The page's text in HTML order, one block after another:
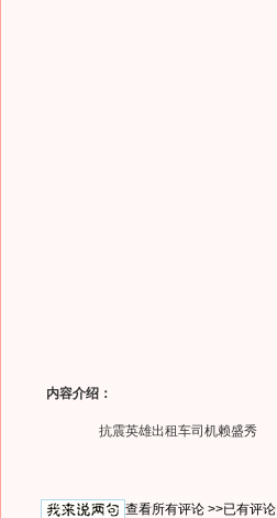
内容介绍：
抗震英雄出租车司机赖盛秀
查看所有评论 >>已有评论